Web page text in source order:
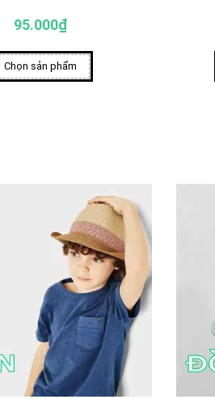
95.000₫
Chọn sản phẩm